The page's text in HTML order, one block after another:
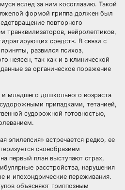
вслед за ним косоглазию. Такой
формой гриппа должен был
повторного
транквилизаторов, нейролептиков,
средств. В связи с
развился психоз,
неясен, так как и в клинической
за органическое поражение
и младшего дошкольного возраста
припадками, тетанией,
судорожной готовностью,
эпилепсия» встречается редко, ее
своеобразием
первый план выступают страх,
расстройства, нарушения
и ипохондрические переживания.
объясняют гриппозным